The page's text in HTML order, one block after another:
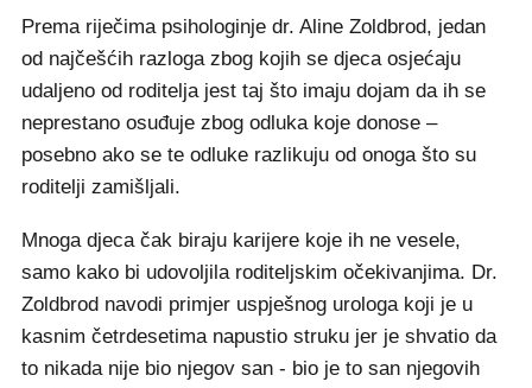
Prema riječima psihologinje dr. Aline Zoldbrod, jedan
od najčešćih razloga zbog kojih se djeca osjećaju
udaljeno od roditelja jest taj što imaju dojam da ih se
neprestano osuđuje zbog odluka koje donose –
posebno ako se te odluke razlikuju od onoga što su
roditelji zamišljali.
Mnoga djeca čak biraju karijere koje ih ne vesele,
samo kako bi udovoljila roditeljskim očekivanjima. Dr.
Zoldbrod navodi primjer uspješnog urologa koji je u
kasnim četrdesetima napustio struku jer je shvatio da
to nikada nije bio njegov san - bio je to san njegovih